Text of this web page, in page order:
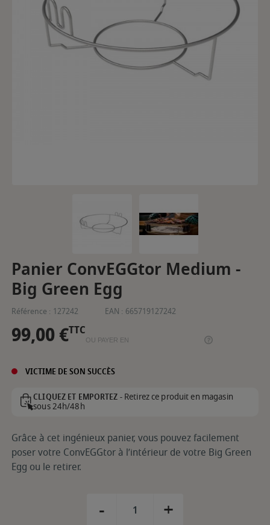
Panier ConvEGGtor Medium -
Big Green Egg
Référence : 127242 EAN : 665719127242
99,00 €TTC
OU PAYER EN
VICTIME DE SON SUCCÈS
CLIQUEZ ET EMPORTEZ -Retirez ce produit en magasin
sous 24h/48h
Grâce à cet ingénieux panier, vous pouvez facilement
poser votre ConvEGGtor à l’intérieur de votre Big Green
Egg ou le retirer.
- +